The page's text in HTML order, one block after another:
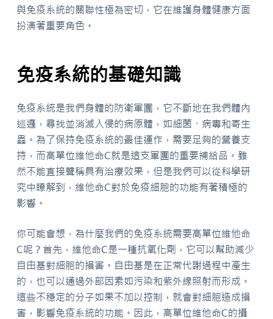
與免疫系統的關聯性極為密切，它在維護身體健康方面
扮演著重要角色。
免疫系統的基礎知識
免疫系統是我們身體的防衛軍團，它不斷地在我們體內
巡邏，尋找並消滅入侵的病原體，如細菌、病毒和寄生
蟲。為了保持免疫系統的最佳運作，需要足夠的營養支
持，而高單位維他命C就是這支軍團的重要補給品。雖
然不能直接聲稱具有治療效果，但是我們可以從科學研
究中瞭解到，維他命C對於免疫細胞的功能有著積極的
影響。
你可能會想，為什麼我們的免疫系統需要高單位維他命
C呢？首先，維他命C是一種抗氧化劑，它可以幫助減少
自由基對細胞的損害。自由基是在正常代謝過程中產生
的，也可以通過外部因素如污染和紫外線照射而形成。
這些不穩定的分子如果不加以控制，就會對細胞造成損
害，影響免疫系統的功能。因此，高單位維他命C的攝